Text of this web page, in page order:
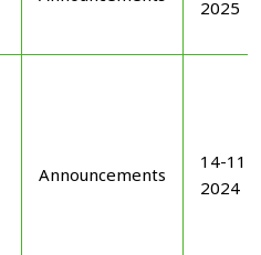
2025
Announcements
14-11-
2024